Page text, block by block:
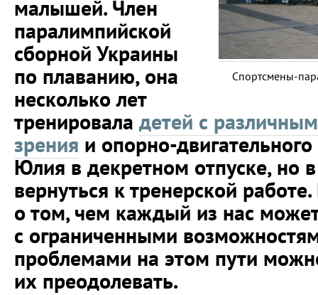
Спортсмены-
малышей. Член
паралимпийской
сборной Украины
по плаванию, она
несколько лет
тренировала детей с
зрения и опорно-
Юлия в декретном отпуске, но
вернуться к тренерской
о том, чем каждый из нас
с ограниченными
проблемами на этом пути
их преодолевать.